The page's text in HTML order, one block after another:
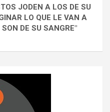
JODEN A LOS DE SU
LO QUE LE VAN A
DE SU SANGRE"